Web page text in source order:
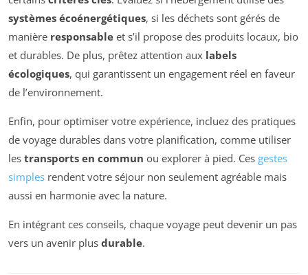
systèmes écoénergétiques, si les déchets sont gérés de
manière responsable et s’il propose des produits locaux, bio
et durables. De plus, prêtez attention aux labels
écologiques, qui garantissent un engagement réel en faveur
de l’environnement.
Enfin, pour optimiser votre expérience, incluez des pratiques
de voyage durables dans votre planification, comme utiliser
les transports en commun ou explorer à pied. Ces gestes
simples rendent votre séjour non seulement agréable mais
aussi en harmonie avec la nature.
En intégrant ces conseils, chaque voyage peut devenir un pas
vers un avenir plus durable.